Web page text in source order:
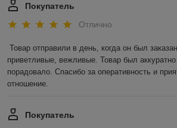
Покупатель
Отлично
Товар отправили в день, когда он был
приветливые, вежливые. Товар был аккуратно
порадовало. Спасибо за оперативность и
отношение.
Покупатель